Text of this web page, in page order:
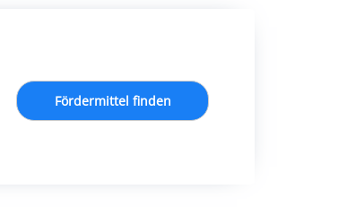
Fördermittel finden